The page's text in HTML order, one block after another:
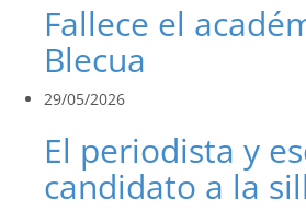
Fallece el
Blecua
29/05/2026
El periodista y
candidato a la